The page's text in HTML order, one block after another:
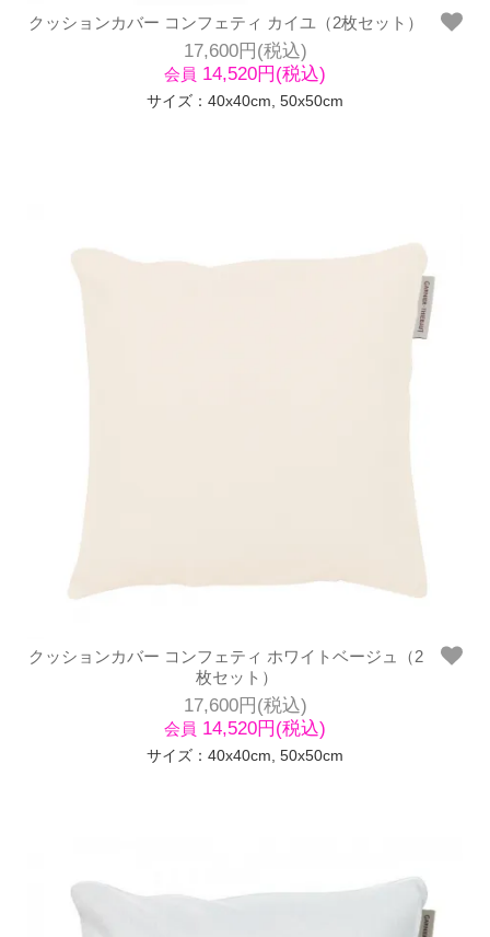
クッションカバー コンフェティ カイユ（2枚セット）
17,600円(税込)
会員 14,520円(税込)
サイズ：40x40cm, 50x50cm
クッションカバー コンフェティ ホワイトベージュ（2
枚セット）
17,600円(税込)
会員 14,520円(税込)
サイズ：40x40cm, 50x50cm